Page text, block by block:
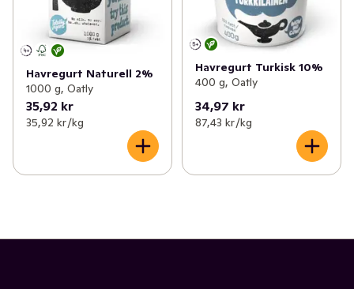
Havregurt Naturell 2%
1000 g, Oatly
35,92 kr
35,92 kr /kg
Havregurt Turkisk 10%
400 g, Oatly
34,97 kr
87,43 kr /kg